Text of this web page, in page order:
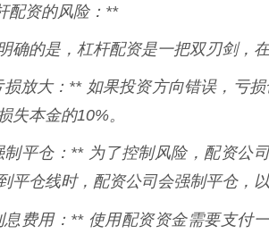
配资的风险：**
确的是，杠杆配资是一把双刃剑，
损放大：** 如果投资方向错误，亏
失本金的10%。
制平仓：** 为了控制风险，配资公
平仓线时，配资公司会强制平仓，
息费用：** 使用配资资金需要支付